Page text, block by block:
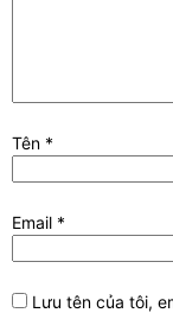
Tên *
Email *
Lưu tên của tôi,